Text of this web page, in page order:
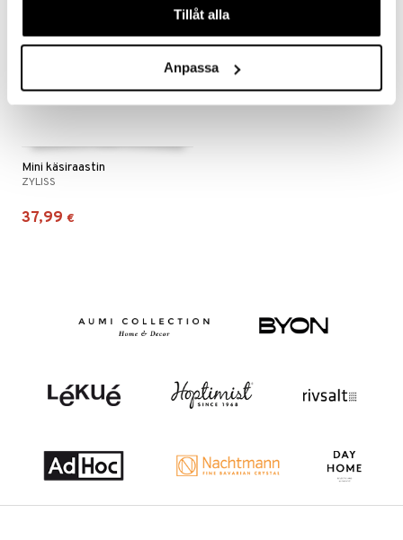
Tillåt alla
Anpassa
Mini käsiraastin
ZYLISS
37,99 €